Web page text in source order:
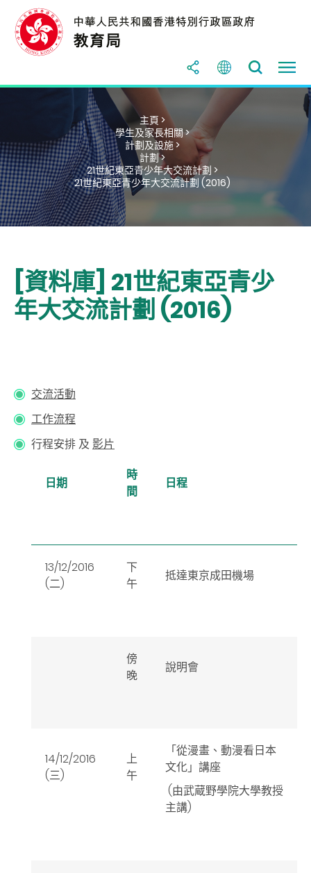
主頁 >
學生及家長相關 >
計劃及設施 >
計劃 >
21世紀東亞青少年大交流計劃 >
21世紀東亞青少年大交流計劃 (2016)
[資料庫] 21世紀東亞青少
年大交流計劃 (2016)
交流活動
工作流程
行程安排及 影片
日期
時
間
日程
13/12/2016
(二)
下
午
抵達東京成田機場
傍
晚
說明會
14/12/2016
(三)
上
午
「從漫畫、動漫看日本
文化」講座
(由武蔵野學院大學教授
主講)